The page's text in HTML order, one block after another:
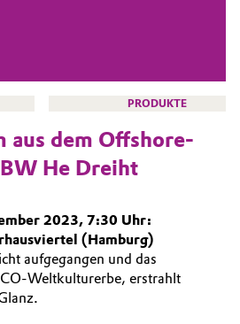
Health
PRODUKTE
aus dem Offshore-
He Dreiht
2023, 7:30 Uhr:
(Hamburg)
aufgegangen und das
Weltkulturerbe, erstrahlt